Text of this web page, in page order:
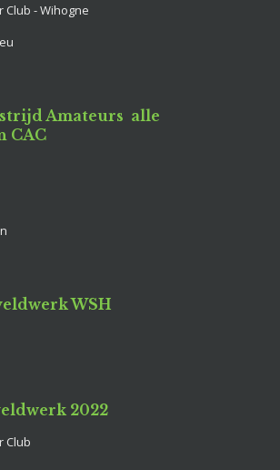
- Wihogne
Amateurs alle
CAC
WSH
2022
Club